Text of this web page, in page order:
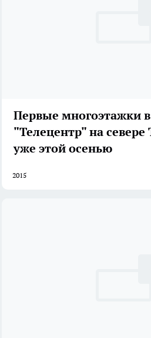
Первые многоэтажки
"Телецентр" на севере
уже этой осенью
2015